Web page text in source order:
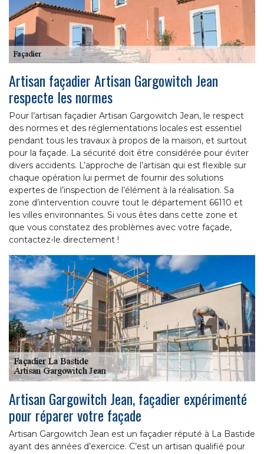
Artisan façadier Artisan Gargowitch Jean
respecte les normes
Pour l’artisan façadier Artisan Gargowitch Jean, le respect
des normes et des réglementations locales est essentiel
pendant tous les travaux à propos de la maison, et surtout
pour la façade. La sécurité doit être considérée pour éviter
divers accidents. L’approche de l’artisan qui est flexible sur
chaque opération lui permet de fournir des solutions
expertes de l’inspection de l’élément à la réalisation. Sa
zone d’intervention couvre tout le département 66110 et
les villes environnantes. Si vous êtes dans cette zone et
que vous constatez des problèmes avec votre façade,
contactez-le directement !
Artisan Gargowitch Jean, façadier expérimenté
pour réparer votre façade
Artisan Gargowitch Jean est un façadier réputé à La Bastide
ayant des années d’exercice. C’est un artisan qualifié pour